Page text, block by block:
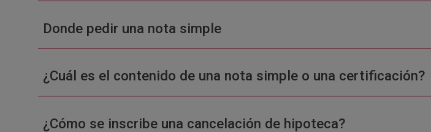
Donde pedir una nota simple
¿Cuál es el contenido de una nota simple o una certificación?
¿Cómo se inscribe una cancelación de hipoteca?